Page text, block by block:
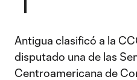
Antigua clasificó a la
disputado una de las
Centroamericana de